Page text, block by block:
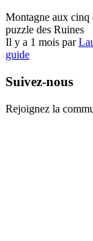
Montagne aux cinq
puzzle des Ruines
Il y a 1 mois par
guide
Suivez-nous
Rejoignez la